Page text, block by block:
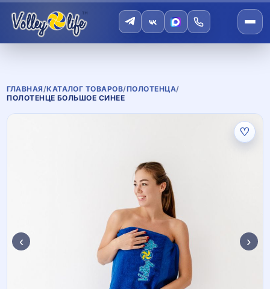
ГЛАВНАЯ/КАТАЛОГ ТОВАРОВ/ПОЛОТЕНЦА/
ПОЛОТЕНЦЕ БОЛЬШОЕ СИНЕЕ
♡
‹ ›